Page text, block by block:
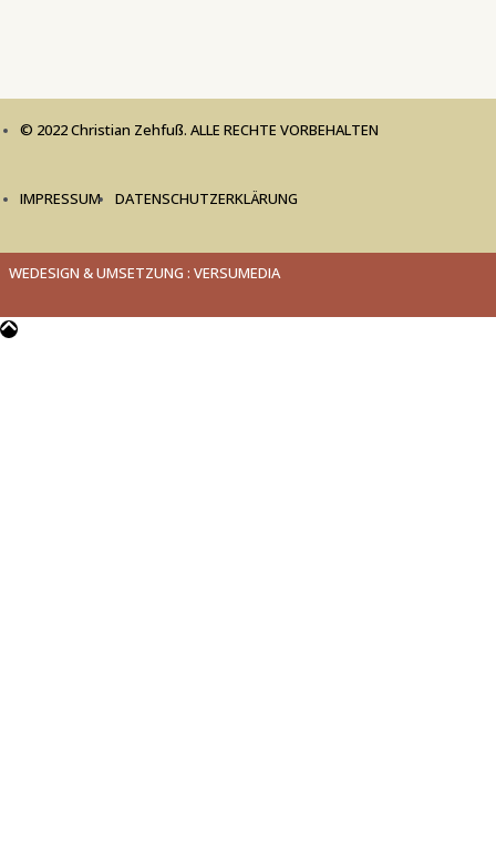
© 2022 Christian Zehfuß. ALLE RECHTE VORBEHALTEN
IMPRESSUM DATENSCHUTZERKLÄRUNG
WEDESIGN & UMSETZUNG : VERSUMEDIA